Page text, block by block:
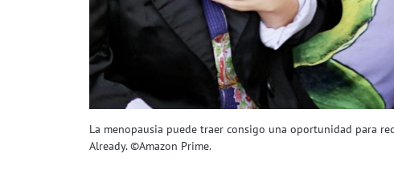
La menopausia puede traer consigo una oportunidad para
Already. ©Amazon Prime.